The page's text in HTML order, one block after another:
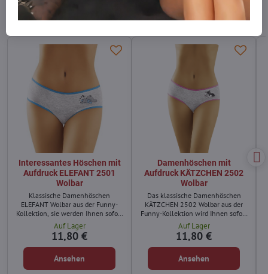
Alternative Produkte
Interessantes Höschen mit
Aufdruck ELEFANT 2501
Wolbar
Klassische Damenhöschen
ELEFANT Wolbar aus der Funny-
Kollektion, sie werden Ihnen sofort
gefallen.
Auf Lager
11,80 €
Ansehen
Damenhöschen mit
Aufdruck KÄTZCHEN 2502
Wolbar
Das klassische Damenhöschen
KÄTZCHEN 2502 Wolbar aus der
Funny-Kollektion wird Ihnen sofort
gefallen.
Auf Lager
11,80 €
Ansehen